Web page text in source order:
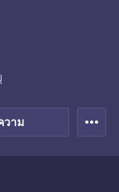
วาม more_horiz